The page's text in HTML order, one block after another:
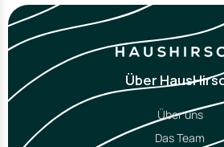
Über
Über uns
Das Team